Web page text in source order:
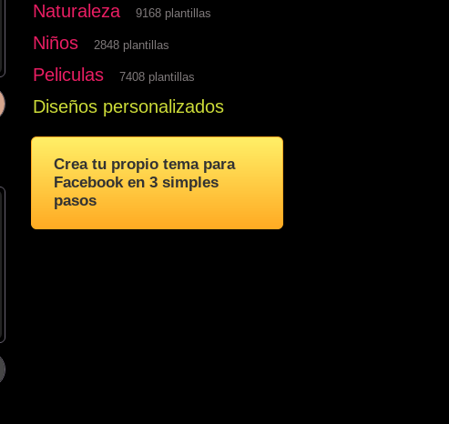
Naturaleza 9168 plantillas
Niños 2848 plantillas
Peliculas 7408 plantillas
Diseños personalizados
Crea tu propio tema para
Facebook en 3 simples
pasos